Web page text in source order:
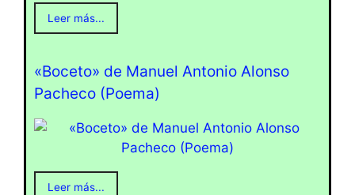
Leer más...
«Boceto» de Manuel Antonio Alonso
Pacheco (Poema)
Leer más...